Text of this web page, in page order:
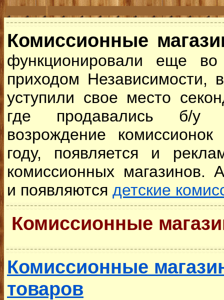
Комиссионные
функционировали еще
приходом Независимости,
уступили свое место
где продавались б/у
возрождение
году, появляется и
комиссионных магазинов.
и появляются детские
Комиссионные
Комиссионные
товаров